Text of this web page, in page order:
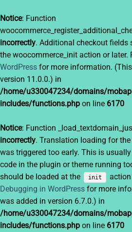
Notice: Function
incorrectly. Additional checkout fields
the woocommerce_init action or later.
WordPress for more information.
version 11.0.0.) in
/home/u330047234/domains/
includes/functions.php on line 6170
Notice: Function
incorrectly. Translation loading for the
was triggered too early. This is
code in the plugin or theme running
should be loaded at the
init
action
Debugging in WordPress for more
was added in version 6.7.0.) in
/home/u330047234/domains/
includes/functions.php on line 6170